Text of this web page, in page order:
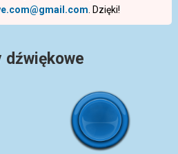
. Dzięki!
dźwiękowe